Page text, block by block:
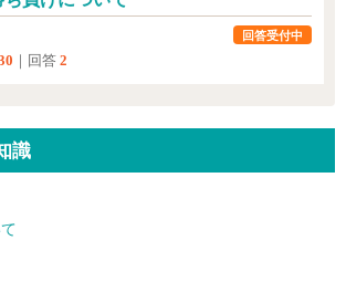
｜回答 2
回答受付中
識